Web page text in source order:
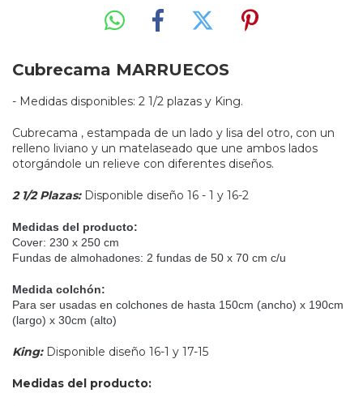
Cubrecama MARRUECOS
- Medidas disponibles: 2 1/2 plazas y King.
Cubrecama , estampada de un lado y lisa del otro, con un
relleno liviano y un matelaseado que une ambos lados
otorgándole un relieve con diferentes diseños.
2 1/2 Plazas: Disponible diseño 16 - 1 y 16-2
Medidas del producto:
Cover: 230 x 250 cm
Fundas de almohadones: 2 fundas de 50 x 70 cm c/u
Medida colchón:
Para ser usadas en colchones de hasta 150cm (ancho) x 190cm
(largo) x 30cm (alto)
King: Disponible diseño 16-1 y 17-15
Medidas del producto: